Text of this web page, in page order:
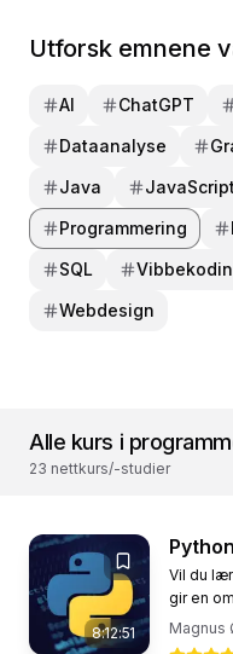
Utforsk emnene
AI ChatGPT
Dataanalyse
Java
JavaScript
Programmering
SQL
Webdesign
Alle kurs i
23 nettkurs/-studier
8:12:51
Vil du
gir en
Magnus